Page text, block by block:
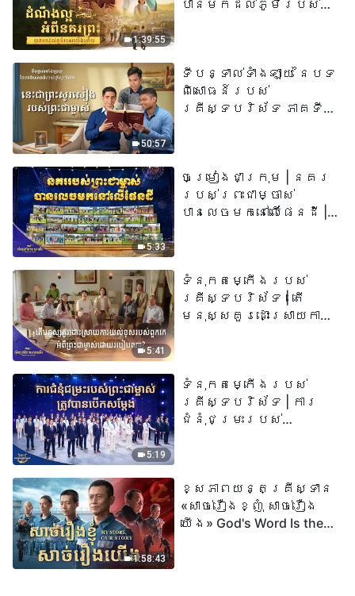
1:39:55
បានមកដល់​ភូមិរបស់
50:57
ទីបន្ទាល់ទាំងឡាយ នៃបទ
ពិសោធន៍របស់
គ្រីស្ទបរិស័ទ ភាគទី
5:33
ចម្រៀងជាក្រុម | នគរ
របស់ព្រះជាម្ចាស់
បានលេចមកនៅលើផែនដី |
5:41
ទំនុកតម្កើង​របស់​
គ្រីស្ទបរិស័ទ​ | តើ
មនុស្សគួរដោះស្រាយការ
២០២៦
5:19
ទំនុកតម្កើង​របស់​
គ្រីស្ទបរិស័ទ | ការ
ជំនុំជម្រះរបស់
1:58:43
ខ្សែភាពយន្តគ្រីស្ទាន
«សាច់រឿងខ្ញុំ សាច់រឿង
យើង» God's Word Is the